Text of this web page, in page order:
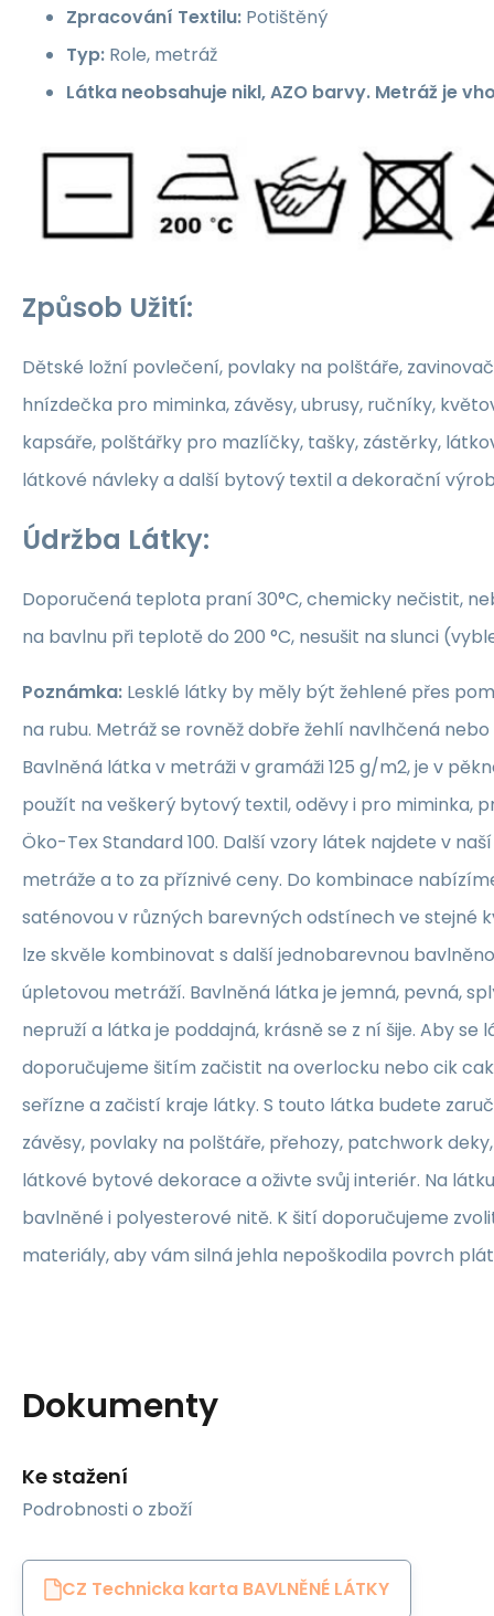
Zpracování Textilu: Potištěný
Typ: Role, metráž
Látka neobsahuje nikl, AZO barvy. Metráž je
Způsob Užití:
Dětské ložní povlečení, povlaky na polštáře,
hnízdečka pro miminka, závěsy, ubrusy, ručníky,
kapsáře, polštářky pro mazlíčky, tašky, zástěrky,
látkové návleky a další bytový textil a dekorační
Údržba Látky:
Doporučená teplota praní 30°C, chemicky nečistit,
na bavlnu při teplotě do 200 °C, nesušit na slunci
Poznámka: Lesklé látky by měly být žehlené přes
na rubu. Metráž se rovněž dobře žehlí navlhčená
Bavlněná látka v metráži v gramáži 125 g/m2, je v
použít na veškerý bytový textil, oděvy i pro miminka,
Öko-Tex Standard 100. Další vzory látek najdete v
metráže a to za příznivé ceny. Do kombinace
saténovou v různých barevných odstínech ve stejné
lze skvěle kombinovat s další jednobarevnou
úpletovou metráží. Bavlněná látka je jemná, pevná,
nepruží a látka je poddajná, krásně se z ní šije. Aby se
doporučujeme šitím začistit na overlocku nebo cik
seřízne a začistí kraje látky. S touto látka budete
závěsy, povlaky na polštáře, přehozy, patchwork
látkové bytové dekorace a oživte svůj interiér. Na
bavlněné i polyesterové nitě. K šití doporučujeme
materiály, aby vám silná jehla nepoškodila povrch
Dokumenty
Ke stažení
Podrobnosti o zboží
CZ Technicka karta BAVLNĚNÉ LÁTKY